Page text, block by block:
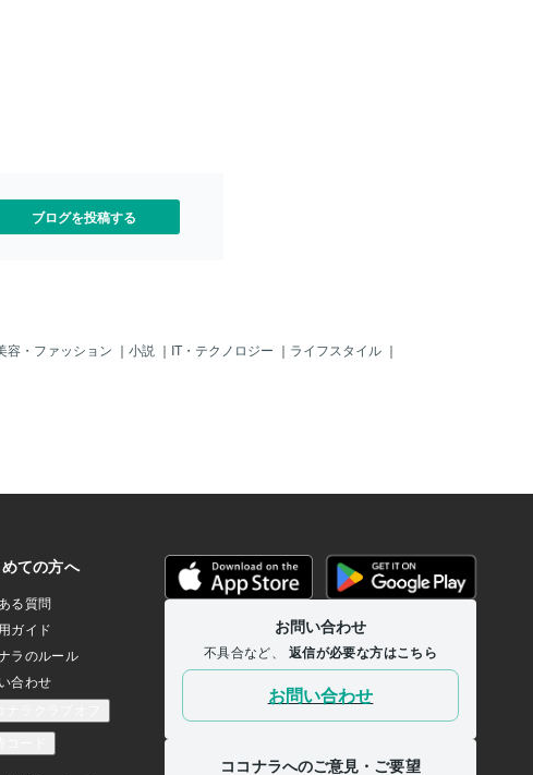
ブログを投稿する
容・ファッション ｜ 小説 ｜ IT・テクノロジー ｜ ライフスタイル ｜